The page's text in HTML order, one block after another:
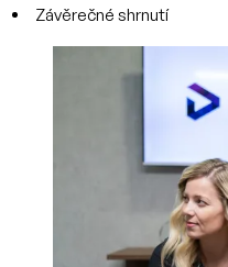
Závěrečné shrnutí